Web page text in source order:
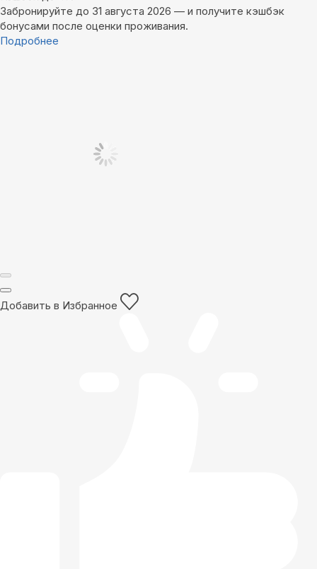
Забронируйте до 31 августа 2026 — и получите кэшбэк
бонусами после оценки проживания.
Подробнее
Добавить в Избранное